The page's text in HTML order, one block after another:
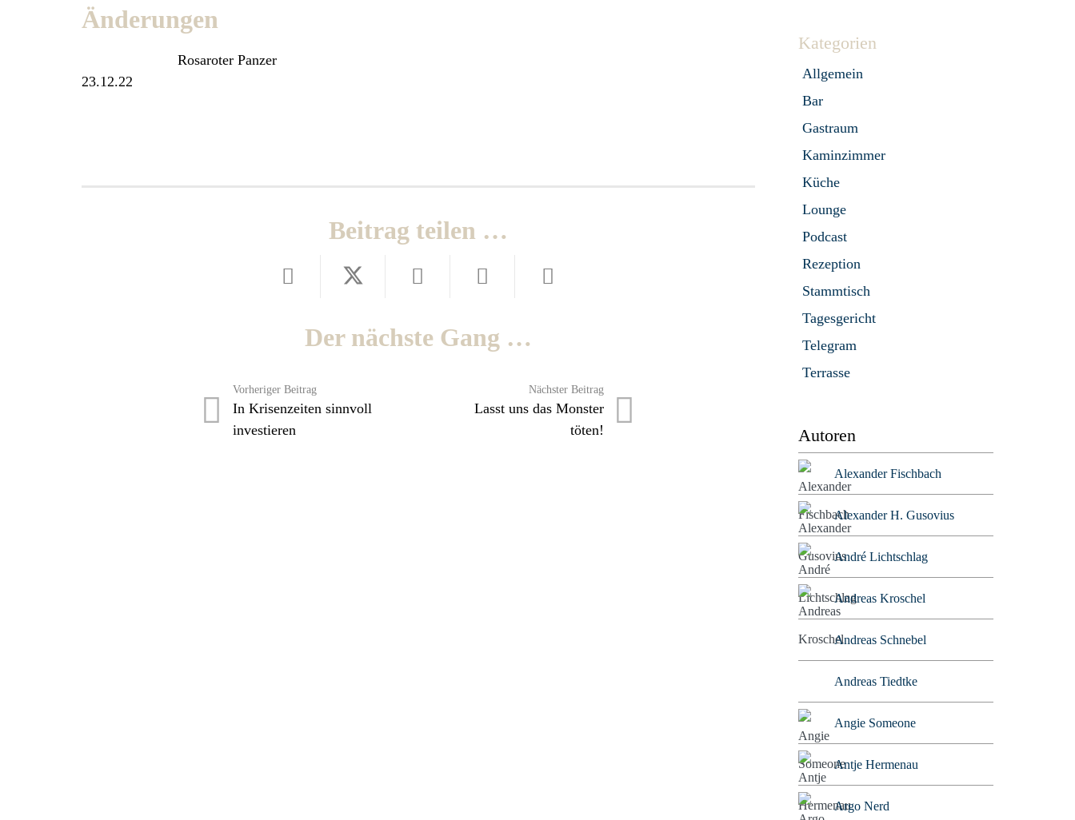
Änderungen
Rosaroter Panzer
23.12.22
Beitrag teilen …
Der nächste Gang …
Vorheriger Beitrag
In Krisenzeiten sinnvoll
investieren
Nächster Beitrag
Lasst uns das Monster
töten!
Kategorien
Allgemein
Bar
Gastraum
Kaminzimmer
Küche
Lounge
Podcast
Rezeption
Stammtisch
Tagesgericht
Telegram
Terrasse
Autoren
Alexander Fischbach
Alexander H. Gusovius
André Lichtschlag
Andreas Kroschel
Andreas Schnebel
Andreas Tiedtke
Angie Someone
Antje Hermenau
Argo Nerd